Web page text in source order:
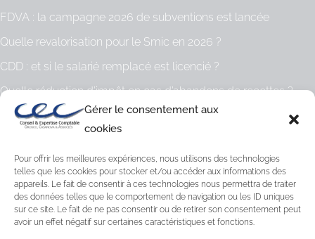
Gérer le consentement aux
cookies
Pour offrir les meilleures expériences, nous utilisons des technologies
telles que les cookies pour stocker et/ou accéder aux informations des
appareils. Le fait de consentir à ces technologies nous permettra de traiter
des données telles que le comportement de navigation ou les ID uniques
sur ce site. Le fait de ne pas consentir ou de retirer son consentement peut
avoir un effet négatif sur certaines caractéristiques et fonctions.
FDVA : la campagne 2026 de subventions est lancée
Quelle revalorisation pour le Smic en 2026 ?
CDD : et si le salarié remplacé est licencié ?
Quelle réduction d’impôt en cas d’abandons de recettes ?
Archives
Catégories
Fiscal